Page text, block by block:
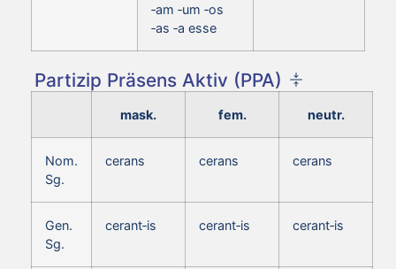
‑am ‑um ‑os
‑as ‑a esse
Partizip Präsens Aktiv (PPA)
mask. fem. neutr.
Nom.
Sg.
cerans cerans cerans
Gen.
Sg.
cerant‑is cerant‑is cerant‑is